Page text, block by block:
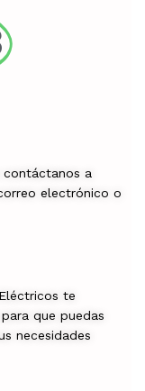
a
electrónico o
te
que puedas
necesidades